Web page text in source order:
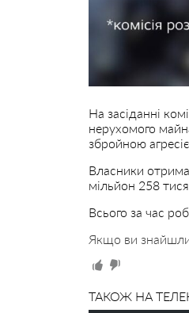
На засіданні
нерухомого
збройною
Власники
мільйон 258
Всього за час
Якщо ви знайшли
ТАКОЖ НА